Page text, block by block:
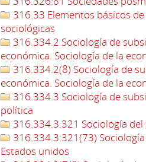
316.33 Elementos básicos
sociológicas
316.334.2 Sociología de
económica. Sociología de la
316.334.2(8) Sociología de
económica. Sociología de la
316.334.3 Sociología de
política
316.334.3:321 Sociología del
316.334.3:321(73)
Estados unidos